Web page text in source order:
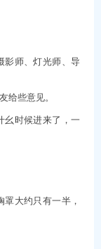
师、灯光师、导
给些意见。
时候进来了，一
大约只有一半，